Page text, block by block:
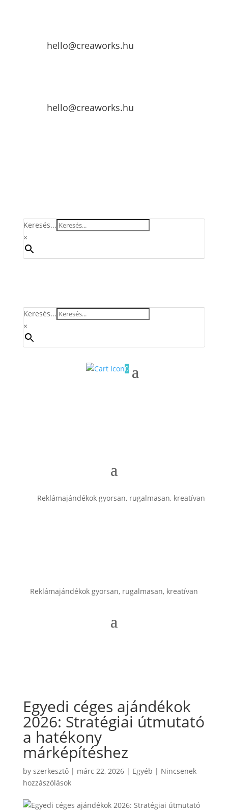
hello@creaworks.hu
hello@creaworks.hu
Keresés...
×
Keresés...
×
0
Reklámajándékok gyorsan, rugalmasan, kreatívan
Reklámajándékok gyorsan, rugalmasan, kreatívan
Egyedi céges ajándékok
2026: Stratégiai útmutató
a hatékony
márképítéshez
by szerkesztő| márc 22, 2026| Egyéb | Nincsenek
hozzászólások